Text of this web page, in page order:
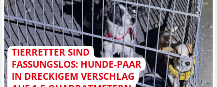
TIERRETTER SIND
FASSUNGSLOS: HUNDE-PAAR
IN DRECKIGEM VERSCHLAG